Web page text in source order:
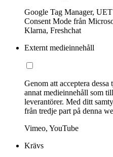
Google Tag Manager,
Consent Mode från
Klarna, Freshchat
Externt medieinnehåll
Genom att acceptera
annat medieinnehåll som
leverantörer. Med ditt
från tredje part på denna
Vimeo, YouTube
Krävs